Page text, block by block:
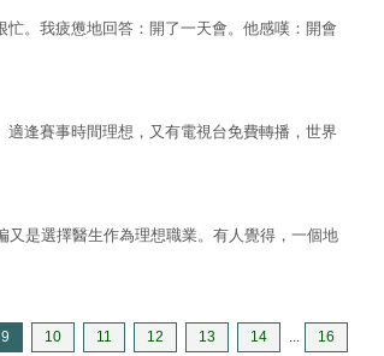
。我疲憊地回答：開了一天會。他感嘆：開會
逢賽事時間理想，又有電視台免費轉播，世界
是選擇醫生作為理想職業。有人覺得，一個地
9 10 11 12 13 14 ... 16